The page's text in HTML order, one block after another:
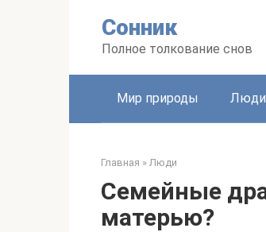
Сонник
Полное толкование снов
Мир природы Люди
Главная » Люди
Семейные
матерью?